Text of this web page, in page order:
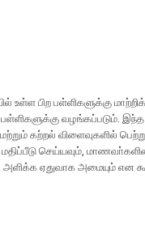
பிற பள்ளிகளுக்கு
வழங்கப்படும்.
கற்றல் விளைவுகளில்
மதிப்பீடு செய்யவும்,
ஏதுவாக அமையும் என